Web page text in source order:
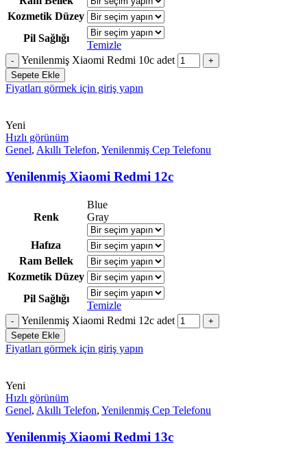
Kozmetik Düzey
Pil Sağlığı
Temizle
Yenilenmiş Xiaomi Redmi 10c adet
Sepete Ekle
Fiyatları görmek için giriş yapın
Yeni
Hızlı görünüm
Genel, Akıllı Telefon, Yenilenmiş Cep Telefonu
Yenilenmiş Xiaomi Redmi 12c
Renk
Blue
Gray
Hafıza
Ram Bellek
Kozmetik Düzey
Pil Sağlığı
Temizle
Yenilenmiş Xiaomi Redmi 12c adet
Sepete Ekle
Fiyatları görmek için giriş yapın
Yeni
Hızlı görünüm
Genel, Akıllı Telefon, Yenilenmiş Cep Telefonu
Yenilenmiş Xiaomi Redmi 13c